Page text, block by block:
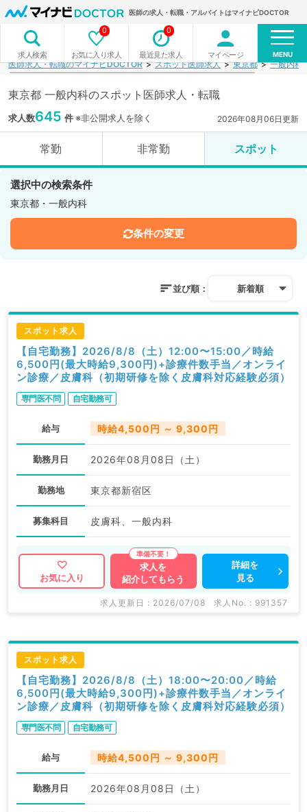
医師の求人・転職・アルバイトはマイナビDOCTOR
求人検索 お気に入り求人
0
最近見た求人
0
マイページ MENU
医師求人・転職のマイナビDOCTOR スポット医師求人 東京都 一般内科
東京都 一般内科のスポット医師求人・転職
求人数645 件※非公開求人を除く 2026年08月06日更新
常勤 非常勤 スポット
選択中の検索条件
東京都・一般内科
条件の変更
並び順： 新着順
スポット求人
【自宅勤務】2026/8/8（土）12:00〜15:00／時給
6,500円(最大時給9,300円)+診療件数手当／オンライ
ン診療／皮膚科（初期研修を除く皮膚科対応経験必須）
専門医不問 自宅勤務可
給与 時給4,500円 ～ 9,300円
勤務月日 2026年08月08日（土）
勤務地 東京都新宿区
募集科目 皮膚科、一般内科
お気に入り
求人を
紹介してもらう
詳細を
見る
求人更新日 : 2026/07/08 求人No. : 991357
スポット求人
【自宅勤務】2026/8/8（土）18:00〜20:00／時給
6,500円(最大時給9,300円)+診療件数手当／オンライ
ン診療／皮膚科（初期研修を除く皮膚科対応経験必須）
専門医不問 自宅勤務可
給与 時給4,500円 ～ 9,300円
勤務月日 2026年08月08日（土）